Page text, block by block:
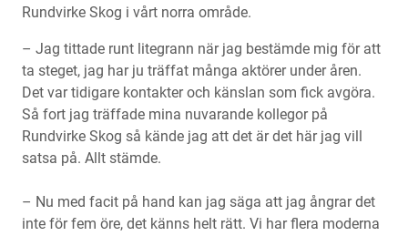
Rundvirke Skog i vårt norra område.
– Jag tittade runt litegrann när jag bestämde mig för att
ta steget, jag har ju träffat många aktörer under åren.
Det var tidigare kontakter och känslan som fick avgöra.
Så fort jag träffade mina nuvarande kollegor på
Rundvirke Skog så kände jag att det är det här jag vill
satsa på. Allt stämde.
– Nu med facit på hand kan jag säga att jag ångrar det
inte för fem öre, det känns helt rätt. Vi har flera moderna